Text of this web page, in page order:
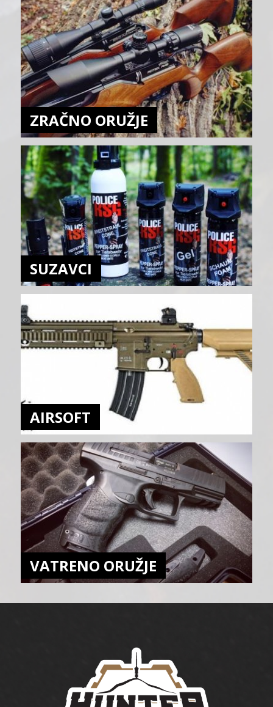
ZRAČNO ORUŽJE
SUZAVCI
AIRSOFT
VATRENO ORUŽJE